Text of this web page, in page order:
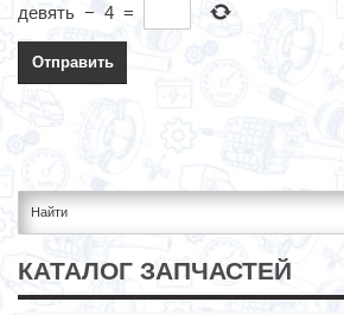
девять − 4 =
КАТАЛОГ ЗАПЧАСТЕЙ